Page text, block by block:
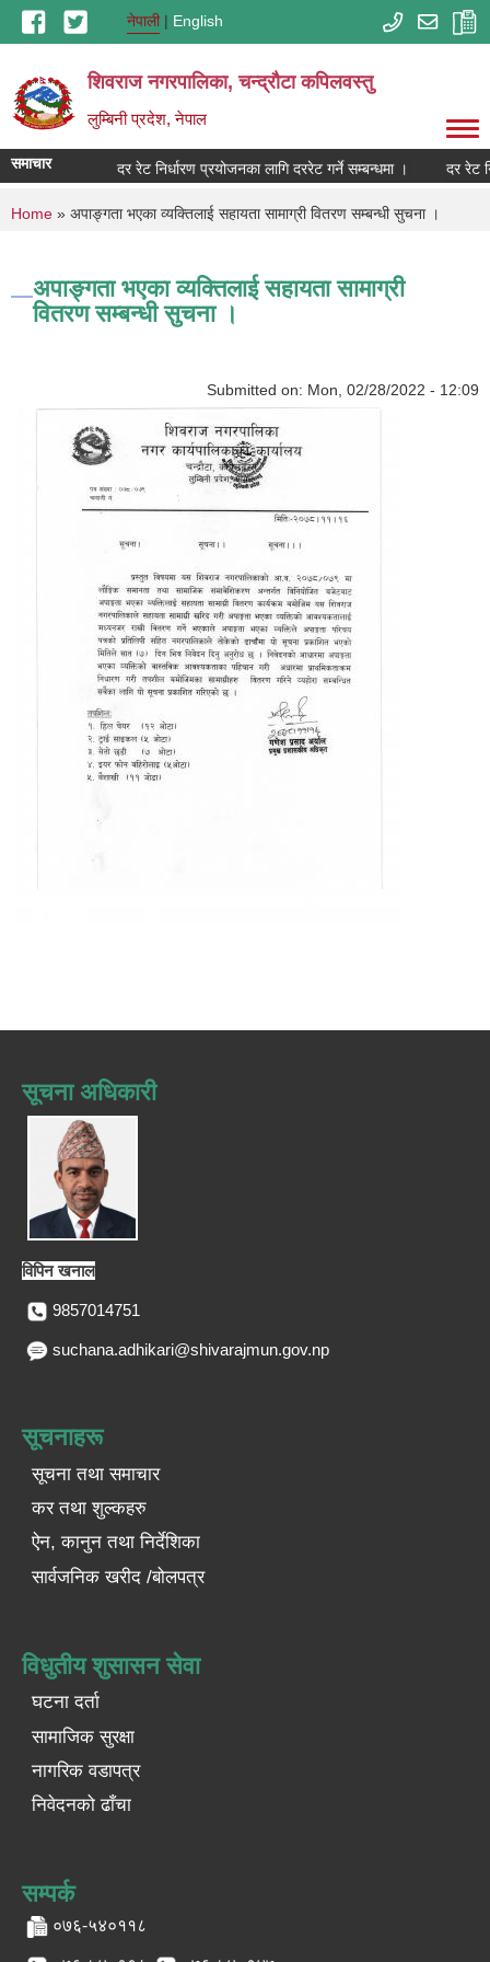
Skip to main contentनेपाली English
शिवराज नगरपालिका, चन्द्राैटा कपिलवस्तु
लुम्बिनी प्रदेश, नेपाल
समाचार
सम्बन्धमा । दर रेट निर्धारण प्रयोजनका लागि दररेट गर्ने सम्बन्धमा । दर रेट
You are here
Home » अपाङ्गता भएका व्यक्तिलाई सहायता सामाग्री वितरण सम्बन्धी सुचना ।
अपाङ्गता भएका व्यक्तिलाई सहायता सामाग्री
वितरण सम्बन्धी सुचना ।
Submitted on: Mon, 02/28/2022 - 12:09
सूचना अधिकारी
विपिन खनाल
9857014751
suchana.adhikari@shivarajmun.gov.np
सूचनाहरू
सूचना तथा समाचार
कर तथा शुल्कहरु
ऐन, कानुन तथा निर्देशिका
सार्वजनिक खरीद /बोलपत्र
विधुतीय शुसासन सेवा
घटना दर्ता
सामाजिक सुरक्षा
नागरिक वडापत्र
निवेदनको ढाँचा
सम्पर्क
०७६-५४०११८